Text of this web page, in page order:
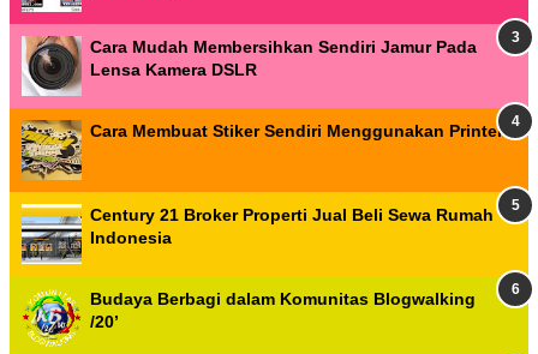
Cara Mudah Membersihkan Sendiri Jamur Pada
Lensa Kamera DSLR
Cara Membuat Stiker Sendiri Menggunakan Printer
Century 21 Broker Properti Jual Beli Sewa Rumah
Indonesia
Budaya Berbagi dalam Komunitas Blogwalking
/20’